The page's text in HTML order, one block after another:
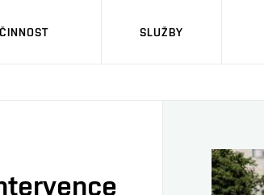
SLUŽBY